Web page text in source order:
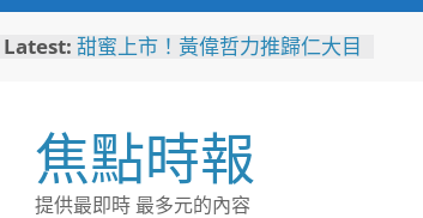
Latest: 甜蜜上市！黃偉哲力推歸仁大目
樂園 陳其邁:保存百年產業記
憶！
「火車醫院」變身親子天堂！高
焦點時報
提供最即時 最多元的內容